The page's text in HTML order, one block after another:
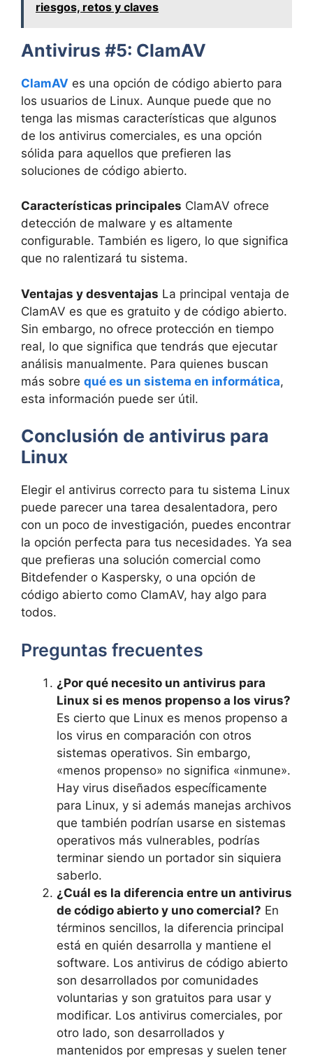
riesgos, retos y claves
Antivirus #5: ClamAV
ClamAV es una opción de código abierto para
los usuarios de Linux. Aunque puede que no
tenga las mismas características que algunos
de los antivirus comerciales, es una opción
sólida para aquellos que prefieren las
soluciones de código abierto.
Características principales ClamAV ofrece
detección de malware y es altamente
configurable. También es ligero, lo que significa
que no ralentizará tu sistema.
Ventajas y desventajas La principal ventaja de
ClamAV es que es gratuito y de código abierto.
Sin embargo, no ofrece protección en tiempo
real, lo que significa que tendrás que ejecutar
análisis manualmente. Para quienes buscan
más sobre qué es un sistema en informática,
esta información puede ser útil.
Conclusión de antivirus para
Linux
Elegir el antivirus correcto para tu sistema Linux
puede parecer una tarea desalentadora, pero
con un poco de investigación, puedes encontrar
la opción perfecta para tus necesidades. Ya sea
que prefieras una solución comercial como
Bitdefender o Kaspersky, o una opción de
código abierto como ClamAV, hay algo para
todos.
Preguntas frecuentes
¿Por qué necesito un antivirus para
Linux si es menos propenso a los virus?
Es cierto que Linux es menos propenso a
los virus en comparación con otros
sistemas operativos. Sin embargo,
«menos propenso» no significa «inmune».
Hay virus diseñados específicamente
para Linux, y si además manejas archivos
que también podrían usarse en sistemas
operativos más vulnerables, podrías
terminar siendo un portador sin siquiera
saberlo.
¿Cuál es la diferencia entre un antivirus
de código abierto y uno comercial? En
términos sencillos, la diferencia principal
está en quién desarrolla y mantiene el
software. Los antivirus de código abierto
son desarrollados por comunidades
voluntarias y son gratuitos para usar y
modificar. Los antivirus comerciales, por
otro lado, son desarrollados y
mantenidos por empresas y suelen tener